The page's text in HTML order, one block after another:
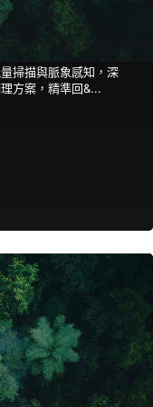
掃描與脈象感知，深
方案，精準回&...